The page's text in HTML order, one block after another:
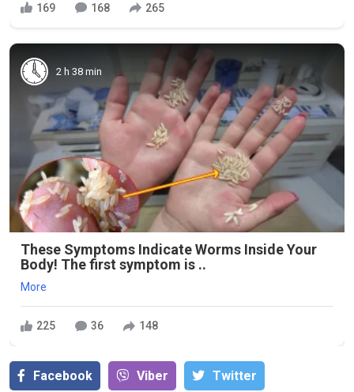
169 168 265
2 h 38 min
These Symptoms Indicate Worms Inside Your
Body! The first symptom is ..
More
225 36 148
Facebook Viber Тwitter